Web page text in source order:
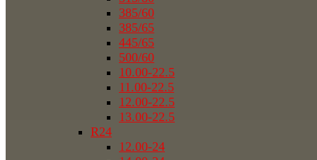
385/60
385/65
445/65
500/60
10.00-22.5
11.00-22.5
12.00-22.5
13.00-22.5
R24
12.00-24